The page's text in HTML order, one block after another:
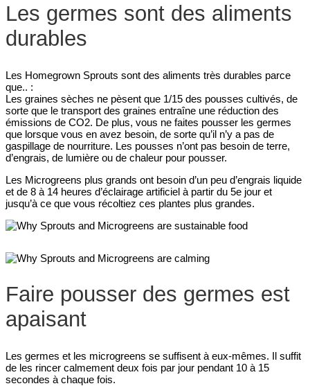
Les germes sont des aliments
durables
Les Homegrown Sprouts sont des aliments très durables parce
que.. :
Les graines sèches ne pèsent que 1/15 des pousses cultivés, de
sorte que le transport des graines entraîne une réduction des
émissions de CO2. De plus, vous ne faites pousser les germes
que lorsque vous en avez besoin, de sorte qu’il n’y a pas de
gaspillage de nourriture. Les pousses n’ont pas besoin de terre,
d’engrais, de lumière ou de chaleur pour pousser.
Les Microgreens plus grands ont besoin d’un peu d’engrais liquide
et de 8 à 14 heures d’éclairage artificiel à partir du 5e jour et
jusqu’à ce que vous récoltiez ces plantes plus grandes.
Faire pousser des germes est
apaisant
Les germes et les microgreens se suffisent à eux-mêmes. Il suffit
de les rincer calmement deux fois par jour pendant 10 à 15
secondes à chaque fois.